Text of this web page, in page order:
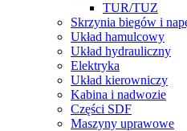
TUR/TUZ
Skrzynia biegów i
Układ hamulcowy
Układ hydrauliczny
Elektryka
Układ kierowniczy
Kabina i nadwozie
Części SDF
Maszyny uprawowe